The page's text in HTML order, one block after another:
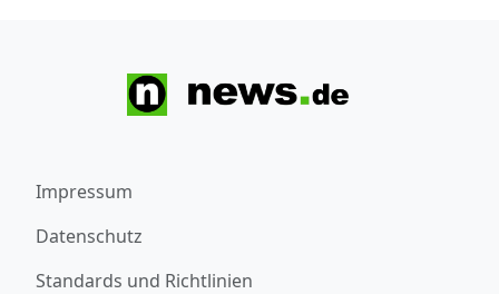
Impressum
Datenschutz
Standards und Richtlinien